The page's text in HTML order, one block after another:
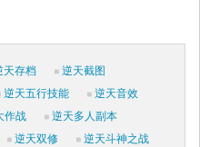
天存档
逆天截图
逆天五行技能
逆天音效
作战
逆天多人副本
逆天双修 逆天斗神之战